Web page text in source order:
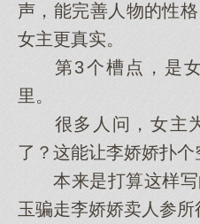
声，能完善人物的性
女主更真实。
第3个槽点，是女
里。
很多人问，女主为
了？这能让李娇娇扑个
本来是打算这样写
玉骗走李娇娇卖人参所